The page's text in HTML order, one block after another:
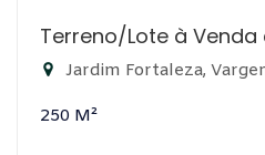
Terreno/Lote à Venda
Jardim Fortaleza,
250 M²